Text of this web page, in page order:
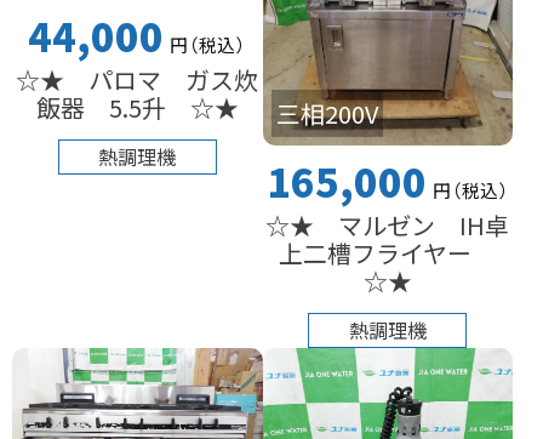
44,000 円（税込）
☆★ パロマ ガス炊
飯器 5.5升 ☆★
熱調理機
三相200V
165,000 円（税込）
☆★ マルゼン IH卓
上二槽フライヤー
☆★
熱調理機